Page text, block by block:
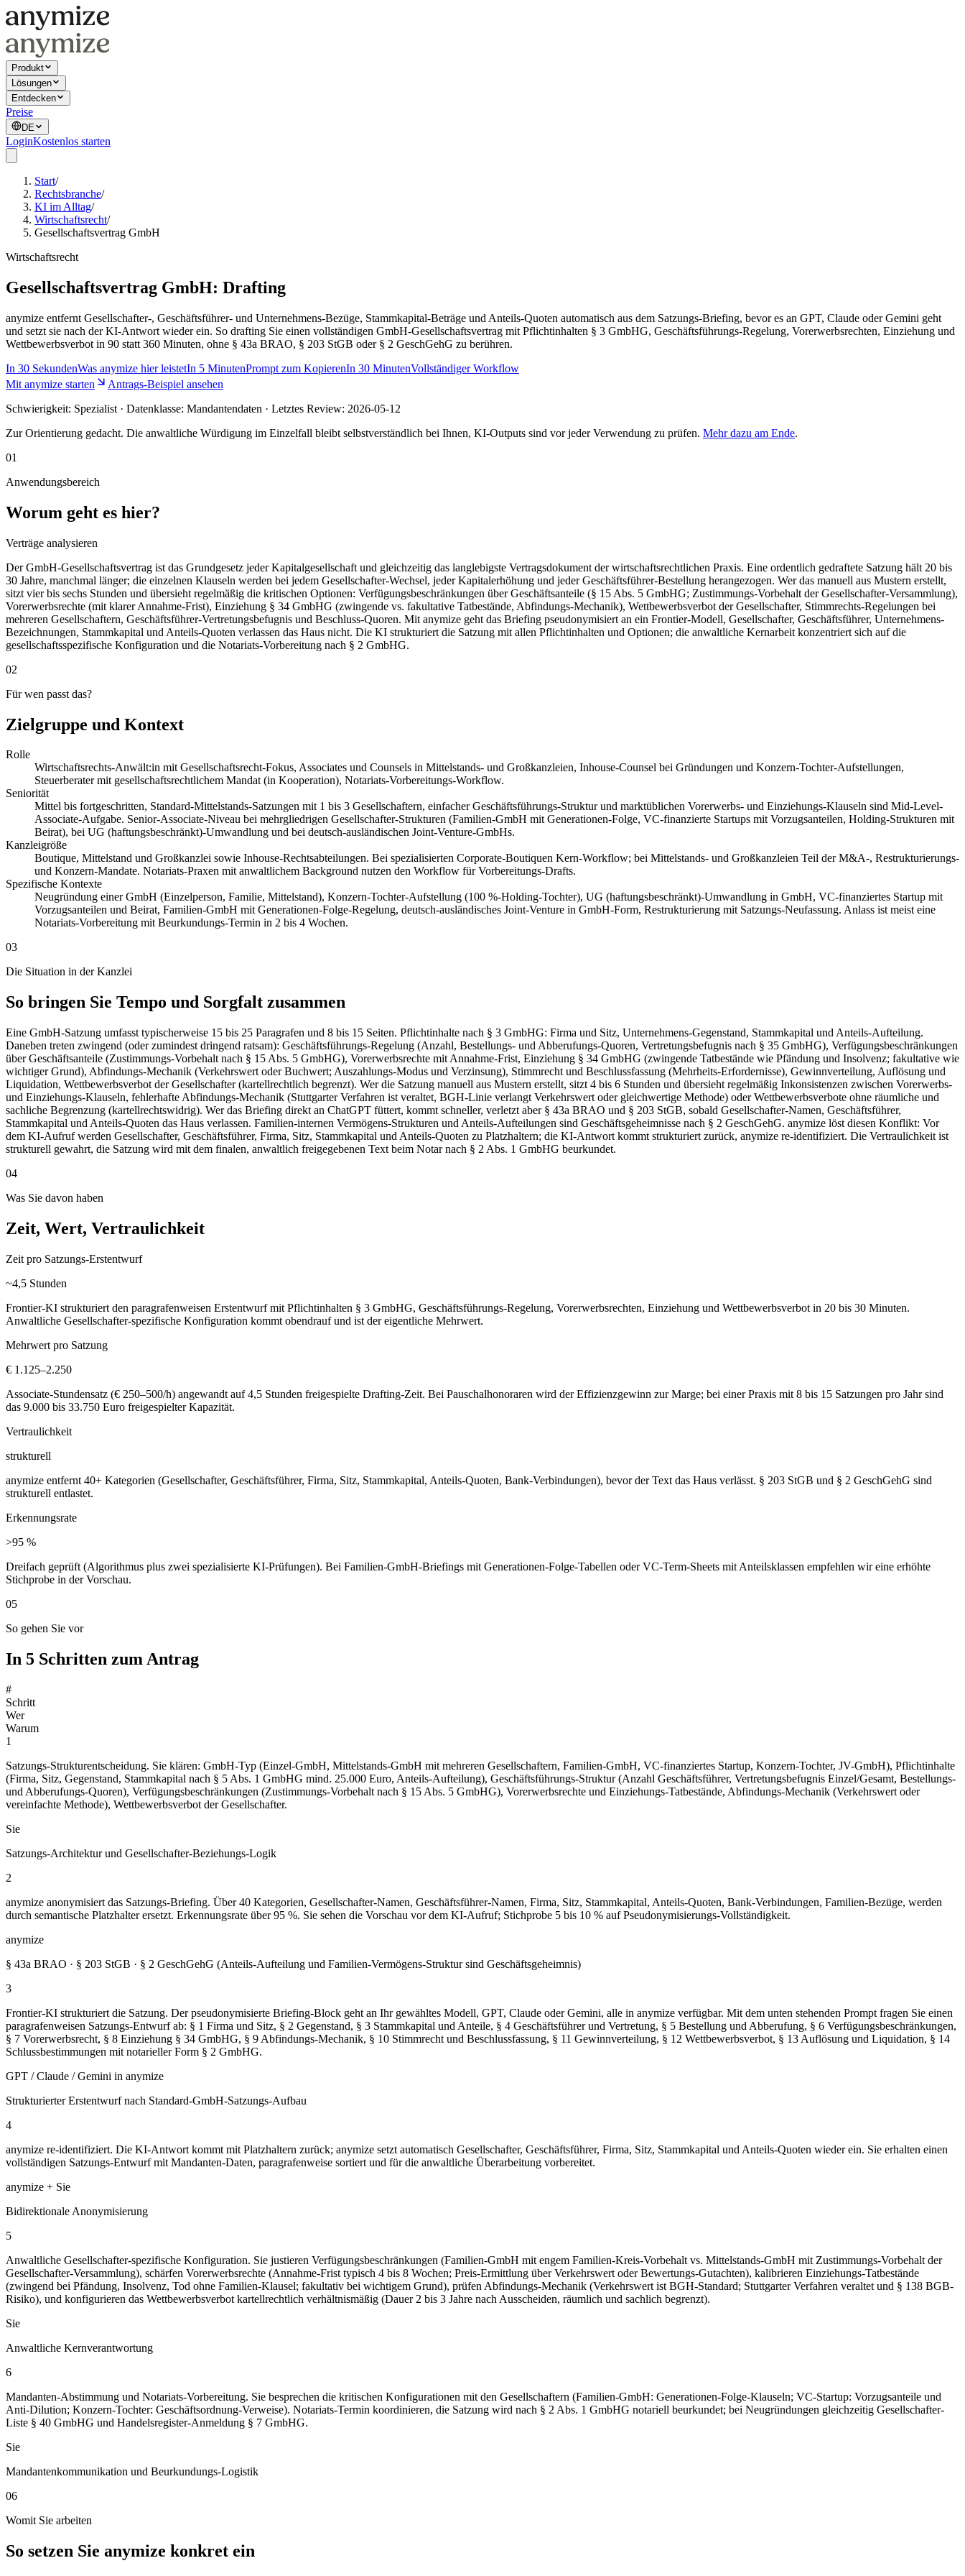
Produkt
Lösungen
Entdecken
Preise
DE
LoginKostenlos starten
Start/
Rechtsbranche/
KI im Alltag/
Wirtschaftsrecht/
Gesellschaftsvertrag GmbH
Wirtschaftsrecht
Gesellschaftsvertrag GmbH: Drafting
anymize entfernt Gesellschafter-, Geschäftsführer- und Unternehmens-Bezüge, Stammkapital-Beträge und Anteils-Quoten automatisch aus dem Satzungs-Briefing, bevor es an GPT, Claude oder Gemini geht
und setzt sie nach der KI-Antwort wieder ein. So drafting Sie einen vollständigen GmbH-Gesellschaftsvertrag mit Pflichtinhalten § 3 GmbHG, Geschäftsführungs-Regelung, Vorerwerbsrechten, Einziehung und
Wettbewerbsverbot in 90 statt 360 Minuten, ohne § 43a BRAO, § 203 StGB oder § 2 GeschGehG zu berühren.
In 30 SekundenWas anymize hier leistetIn 5 MinutenPrompt zum KopierenIn 30 MinutenVollständiger Workflow
Mit anymize starten
Antrags-Beispiel ansehen
Schwierigkeit: Spezialist · Datenklasse: Mandantendaten · Letztes Review: 2026-05-12
Zur Orientierung gedacht. Die anwaltliche Würdigung im Einzelfall bleibt selbstverständlich bei Ihnen, KI-Outputs sind vor jeder Verwendung zu prüfen. Mehr dazu am Ende.
01
Anwendungsbereich
Worum geht es hier?
Verträge analysieren
Der GmbH-Gesellschaftsvertrag ist das Grundgesetz jeder Kapitalgesellschaft und gleichzeitig das langlebigste Vertragsdokument der wirtschaftsrechtlichen Praxis. Eine ordentlich gedraftete Satzung hält 20 bis
30 Jahre, manchmal länger; die einzelnen Klauseln werden bei jedem Gesellschafter-Wechsel, jeder Kapitalerhöhung und jeder Geschäftsführer-Bestellung herangezogen. Wer das manuell aus Mustern erstellt,
sitzt vier bis sechs Stunden und übersieht regelmäßig die kritischen Optionen: Verfügungsbeschränkungen über Geschäftsanteile (§ 15 Abs. 5 GmbHG; Zustimmungs-Vorbehalt der Gesellschafter-Versammlung),
Vorerwerbsrechte (mit klarer Annahme-Frist), Einziehung § 34 GmbHG (zwingende vs. fakultative Tatbestände, Abfindungs-Mechanik), Wettbewerbsverbot der Gesellschafter, Stimmrechts-Regelungen bei
mehreren Gesellschaftern, Geschäftsführer-Vertretungsbefugnis und Beschluss-Quoren. Mit anymize geht das Briefing pseudonymisiert an ein Frontier-Modell, Gesellschafter, Geschäftsführer, Unternehmens-
Bezeichnungen, Stammkapital und Anteils-Quoten verlassen das Haus nicht. Die KI strukturiert die Satzung mit allen Pflichtinhalten und Optionen; die anwaltliche Kernarbeit konzentriert sich auf die
gesellschaftsspezifische Konfiguration und die Notariats-Vorbereitung nach § 2 GmbHG.
02
Für wen passt das?
Zielgruppe und Kontext
Rolle
Wirtschaftsrechts-Anwält:in mit Gesellschaftsrecht-Fokus, Associates und Counsels in Mittelstands- und Großkanzleien, Inhouse-Counsel bei Gründungen und Konzern-Tochter-Aufstellungen,
Steuerberater mit gesellschaftsrechtlichem Mandat (in Kooperation), Notariats-Vorbereitungs-Workflow.
Seniorität
Mittel bis fortgeschritten, Standard-Mittelstands-Satzungen mit 1 bis 3 Gesellschaftern, einfacher Geschäftsführungs-Struktur und marktüblichen Vorerwerbs- und Einziehungs-Klauseln sind Mid-Level-
Associate-Aufgabe. Senior-Associate-Niveau bei mehrgliedrigen Gesellschafter-Strukturen (Familien-GmbH mit Generationen-Folge, VC-finanzierte Startups mit Vorzugsanteilen, Holding-Strukturen mit
Beirat), bei UG (haftungsbeschränkt)-Umwandlung und bei deutsch-ausländischen Joint-Venture-GmbHs.
Kanzleigröße
Boutique, Mittelstand und Großkanzlei sowie Inhouse-Rechtsabteilungen. Bei spezialisierten Corporate-Boutiquen Kern-Workflow; bei Mittelstands- und Großkanzleien Teil der M&A-, Restrukturierungs-
und Konzern-Mandate. Notariats-Praxen mit anwaltlichem Background nutzen den Workflow für Vorbereitungs-Drafts.
Spezifische Kontexte
Neugründung einer GmbH (Einzelperson, Familie, Mittelstand), Konzern-Tochter-Aufstellung (100 %-Holding-Tochter), UG (haftungsbeschränkt)-Umwandlung in GmbH, VC-finanziertes Startup mit
Vorzugsanteilen und Beirat, Familien-GmbH mit Generationen-Folge-Regelung, deutsch-ausländisches Joint-Venture in GmbH-Form, Restrukturierung mit Satzungs-Neufassung. Anlass ist meist eine
Notariats-Vorbereitung mit Beurkundungs-Termin in 2 bis 4 Wochen.
03
Die Situation in der Kanzlei
So bringen Sie Tempo und Sorgfalt zusammen
Eine GmbH-Satzung umfasst typischerweise 15 bis 25 Paragrafen und 8 bis 15 Seiten. Pflichtinhalte nach § 3 GmbHG: Firma und Sitz, Unternehmens-Gegenstand, Stammkapital und Anteils-Aufteilung.
Daneben treten zwingend (oder zumindest dringend ratsam): Geschäftsführungs-Regelung (Anzahl, Bestellungs- und Abberufungs-Quoren, Vertretungsbefugnis nach § 35 GmbHG), Verfügungsbeschränkungen
über Geschäftsanteile (Zustimmungs-Vorbehalt nach § 15 Abs. 5 GmbHG), Vorerwerbsrechte mit Annahme-Frist, Einziehung § 34 GmbHG (zwingende Tatbestände wie Pfändung und Insolvenz; fakultative wie
wichtiger Grund), Abfindungs-Mechanik (Verkehrswert oder Buchwert; Auszahlungs-Modus und Verzinsung), Stimmrecht und Beschlussfassung (Mehrheits-Erfordernisse), Gewinnverteilung, Auflösung und
Liquidation, Wettbewerbsverbot der Gesellschafter (kartellrechtlich begrenzt). Wer die Satzung manuell aus Mustern erstellt, sitzt 4 bis 6 Stunden und übersieht regelmäßig Inkonsistenzen zwischen Vorerwerbs-
und Einziehungs-Klauseln, fehlerhafte Abfindungs-Mechanik (Stuttgarter Verfahren ist veraltet, BGH-Linie verlangt Verkehrswert oder gleichwertige Methode) oder Wettbewerbsverbote ohne räumliche und
sachliche Begrenzung (kartellrechtswidrig). Wer das Briefing direkt an ChatGPT füttert, kommt schneller, verletzt aber § 43a BRAO und § 203 StGB, sobald Gesellschafter-Namen, Geschäftsführer,
Stammkapital und Anteils-Quoten das Haus verlassen. Familien-internen Vermögens-Strukturen und Anteils-Aufteilungen sind Geschäftsgeheimnisse nach § 2 GeschGehG. anymize löst diesen Konflikt: Vor
dem KI-Aufruf werden Gesellschafter, Geschäftsführer, Firma, Sitz, Stammkapital und Anteils-Quoten zu Platzhaltern; die KI-Antwort kommt strukturiert zurück, anymize re-identifiziert. Die Vertraulichkeit ist
strukturell gewahrt, die Satzung wird mit dem finalen, anwaltlich freigegebenen Text beim Notar nach § 2 Abs. 1 GmbHG beurkundet.
04
Was Sie davon haben
Zeit, Wert, Vertraulichkeit
Zeit pro Satzungs-Erstentwurf
~4,5 Stunden
Frontier-KI strukturiert den paragrafenweisen Erstentwurf mit Pflichtinhalten § 3 GmbHG, Geschäftsführungs-Regelung, Vorerwerbsrechten, Einziehung und Wettbewerbsverbot in 20 bis 30 Minuten.
Anwaltliche Gesellschafter-spezifische Konfiguration kommt obendrauf und ist der eigentliche Mehrwert.
Mehrwert pro Satzung
€ 1.125–2.250
Associate-Stundensatz (€ 250–500/h) angewandt auf 4,5 Stunden freigespielte Drafting-Zeit. Bei Pauschalhonoraren wird der Effizienzgewinn zur Marge; bei einer Praxis mit 8 bis 15 Satzungen pro Jahr sind
das 9.000 bis 33.750 Euro freigespielter Kapazität.
Vertraulichkeit
strukturell
anymize entfernt 40+ Kategorien (Gesellschafter, Geschäftsführer, Firma, Sitz, Stammkapital, Anteils-Quoten, Bank-Verbindungen), bevor der Text das Haus verlässt. § 203 StGB und § 2 GeschGehG sind
strukturell entlastet.
Erkennungsrate
>95 %
Dreifach geprüft (Algorithmus plus zwei spezialisierte KI-Prüfungen). Bei Familien-GmbH-Briefings mit Generationen-Folge-Tabellen oder VC-Term-Sheets mit Anteilsklassen empfehlen wir eine erhöhte
Stichprobe in der Vorschau.
05
So gehen Sie vor
In 5 Schritten zum Antrag
#
Schritt
Wer
Warum
1
Satzungs-Strukturentscheidung. Sie klären: GmbH-Typ (Einzel-GmbH, Mittelstands-GmbH mit mehreren Gesellschaftern, Familien-GmbH, VC-finanziertes Startup, Konzern-Tochter, JV-GmbH), Pflichtinhalte
(Firma, Sitz, Gegenstand, Stammkapital nach § 5 Abs. 1 GmbHG mind. 25.000 Euro, Anteils-Aufteilung), Geschäftsführungs-Struktur (Anzahl Geschäftsführer, Vertretungsbefugnis Einzel/Gesamt, Bestellungs-
und Abberufungs-Quoren), Verfügungsbeschränkungen (Zustimmungs-Vorbehalt nach § 15 Abs. 5 GmbHG), Vorerwerbsrechte und Einziehungs-Tatbestände, Abfindungs-Mechanik (Verkehrswert oder
vereinfachte Methode), Wettbewerbsverbot der Gesellschafter.
Sie
Satzungs-Architektur und Gesellschafter-Beziehungs-Logik
2
anymize anonymisiert das Satzungs-Briefing. Über 40 Kategorien, Gesellschafter-Namen, Geschäftsführer-Namen, Firma, Sitz, Stammkapital, Anteils-Quoten, Bank-Verbindungen, Familien-Bezüge, werden
durch semantische Platzhalter ersetzt. Erkennungsrate über 95 %. Sie sehen die Vorschau vor dem KI-Aufruf; Stichprobe 5 bis 10 % auf Pseudonymisierungs-Vollständigkeit.
anymize
§ 43a BRAO · § 203 StGB · § 2 GeschGehG (Anteils-Aufteilung und Familien-Vermögens-Struktur sind Geschäftsgeheimnis)
3
Frontier-KI strukturiert die Satzung. Der pseudonymisierte Briefing-Block geht an Ihr gewähltes Modell, GPT, Claude oder Gemini, alle in anymize verfügbar. Mit dem unten stehenden Prompt fragen Sie einen
paragrafenweisen Satzungs-Entwurf ab: § 1 Firma und Sitz, § 2 Gegenstand, § 3 Stammkapital und Anteile, § 4 Geschäftsführer und Vertretung, § 5 Bestellung und Abberufung, § 6 Verfügungsbeschränkungen,
§ 7 Vorerwerbsrecht, § 8 Einziehung § 34 GmbHG, § 9 Abfindungs-Mechanik, § 10 Stimmrecht und Beschlussfassung, § 11 Gewinnverteilung, § 12 Wettbewerbsverbot, § 13 Auflösung und Liquidation, § 14
Schlussbestimmungen mit notarieller Form § 2 GmbHG.
GPT / Claude / Gemini in anymize
Strukturierter Erstentwurf nach Standard-GmbH-Satzungs-Aufbau
4
anymize re-identifiziert. Die KI-Antwort kommt mit Platzhaltern zurück; anymize setzt automatisch Gesellschafter, Geschäftsführer, Firma, Sitz, Stammkapital und Anteils-Quoten wieder ein. Sie erhalten einen
vollständigen Satzungs-Entwurf mit Mandanten-Daten, paragrafenweise sortiert und für die anwaltliche Überarbeitung vorbereitet.
anymize + Sie
Bidirektionale Anonymisierung
5
Anwaltliche Gesellschafter-spezifische Konfiguration. Sie justieren Verfügungsbeschränkungen (Familien-GmbH mit engem Familien-Kreis-Vorbehalt vs. Mittelstands-GmbH mit Zustimmungs-Vorbehalt der
Gesellschafter-Versammlung), schärfen Vorerwerbsrechte (Annahme-Frist typisch 4 bis 8 Wochen; Preis-Ermittlung über Verkehrswert oder Bewertungs-Gutachten), kalibrieren Einziehungs-Tatbestände
(zwingend bei Pfändung, Insolvenz, Tod ohne Familien-Klausel; fakultativ bei wichtigem Grund), prüfen Abfindungs-Mechanik (Verkehrswert ist BGH-Standard; Stuttgarter Verfahren veraltet und § 138 BGB-
Risiko), und konfigurieren das Wettbewerbsverbot kartellrechtlich verhältnismäßig (Dauer 2 bis 3 Jahre nach Ausscheiden, räumlich und sachlich begrenzt).
Sie
Anwaltliche Kernverantwortung
6
Mandanten-Abstimmung und Notariats-Vorbereitung. Sie besprechen die kritischen Konfigurationen mit den Gesellschaftern (Familien-GmbH: Generationen-Folge-Klauseln; VC-Startup: Vorzugsanteile und
Anti-Dilution; Konzern-Tochter: Geschäftsordnung-Verweise). Notariats-Termin koordinieren, die Satzung wird nach § 2 Abs. 1 GmbHG notariell beurkundet; bei Neugründungen gleichzeitig Gesellschafter-
Liste § 40 GmbHG und Handelsregister-Anmeldung § 7 GmbHG.
Sie
Mandantenkommunikation und Beurkundungs-Logistik
06
Womit Sie arbeiten
So setzen Sie anymize konkret ein